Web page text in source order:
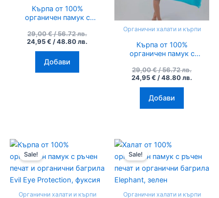
Кърпа от 100%
органичен памук с
органични багрила
Evil Eye Protection,
зелено каки
29,00€/ 56.72 лв.
24,95€ / 48.80 лв.
Добави
Органични халати и кърпи
Кърпа от 100%
органичен памук с
органични багрила
Evil Eye Protection,
тюркоазено синьо
29,00€/ 56.72 лв.
24,95€ / 48.80 лв.
Добави
Sale!
Органични халати и кърпи
was:
29,00 €
/
56.72
Текущата
е:
24,95 €
/
48.80
Sale!
Органични халати и кърпи
was:
79,00 €
/
е:
72,00 €
/